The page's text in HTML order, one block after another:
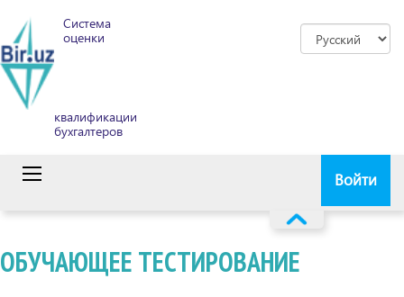
Система
оценки
квалификации
бухгалтеров
Войти
ОБУЧАЮЩЕЕ ТЕСТИРОВАНИЕ